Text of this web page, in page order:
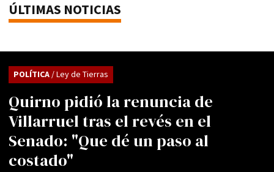
ÚLTIMAS NOTICIAS
Quirno pidió la renuncia de
Villarruel tras el revés en el
Senado: "Que dé un paso al
costado"
POLÍTICA/ Ley de Tierras